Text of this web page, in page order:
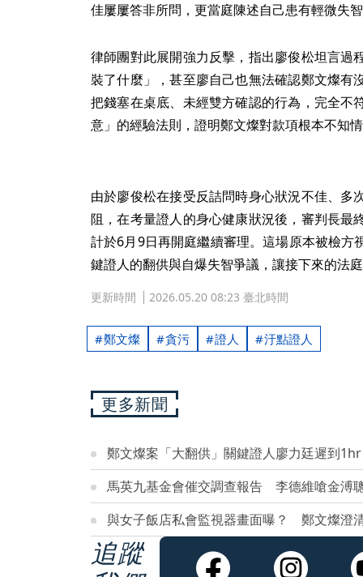
佳屢屢答非所問，更當庭陳述自己患有輕微失
律師團對此展開強力反擊，指出廖俊松坦言過
裝了什麼」，甚至廖自己也無法確認鄭文燦有
把錢塞在桌底、未經雙方確認的行為，完全不
意」的經驗法則，證明鄭文燦對款項根本不知
由於廖俊松在接受反詰問時身心狀況不佳、多
阻，在考量證人的身心健康狀況後，審判長最
計於6月9日再開庭繼續審理。這場原本被檢方
鍵證人的翻供與自爆失智爭議，讓接下來的法
更新時間 2026.05.20 08:23 臺北時間
鄭文燦 貪污 證人 汙點證人
更多新聞
鄭文燦案「大翻供」關鍵證人廖力廷遲到
馬英九基金會催交調查報告 李德維嗆金溥
與女子飯店私會監視器畫面曝？ 鄭文燦澄
追蹤